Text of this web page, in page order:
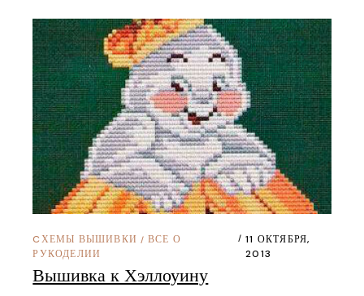
CХЕМЫ ВЫШИВКИ / ВСЕ О
РУКОДЕЛИИ
11 ОКТЯБРЯ,
2013
Вышивка к Хэллоуину